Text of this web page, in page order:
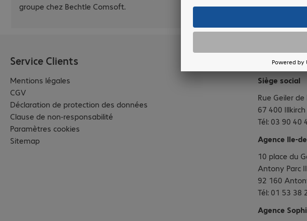
groupe chez Bechtle Comsoft.
Service Clients
Mentions légales
CGV
Déclaration de protection des données
Clause de non-responsabilité
Paramètres cookies
Sitemap
Nous
Siège social
Rue Geiler
67 400
Tél: 03 90 40
Agence Ile-
10 place du
Antony Parc II
92 160
Tél: 01 53 38
Agence